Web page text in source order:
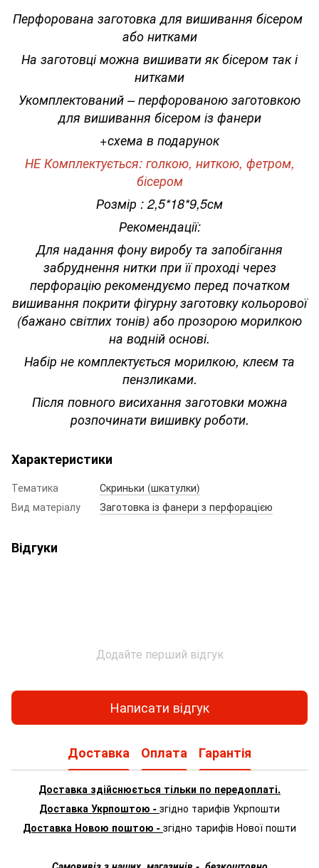
Перфорована заготовка для вишивання бісером
або нитками
На заготовці можна вишивати як бісером так і
нитками
Укомплектований – перфорованою заготовкою
для вишивання бісером із фанери
+схема в подарунок
НЕ Комплектується: голкою, ниткою, фетром,
бісером
Розмір : 2,5*18*9,5см
Рекомендації:
Для надання фону виробу та запобігання
забруднення нитки при її проході через
перфорацію рекомендуємо перед початком
вишивання покрити фігурну заготовку кольорової
(бажано світлих тонів) або прозорою морилкою
на водній основі.
Набір не комплектується морилкою, клеєм та
пензликами.
Після повного висихання заготовки можна
розпочинати вишивку роботи.
Характеристики
Тематика
Скриньки (шкатулки)
Вид матеріалу
Заготовка із фанери з перфорацією
Відгуки
Додайте перший відгук
Написати відгук
Доставка Оплата Гарантія
Доставка здійснюється тільки по передоплаті.
Доставка Укрпоштою - згідно тарифів Укрпошти
Доставка Новою поштою - згідно тарифів Нової пошти